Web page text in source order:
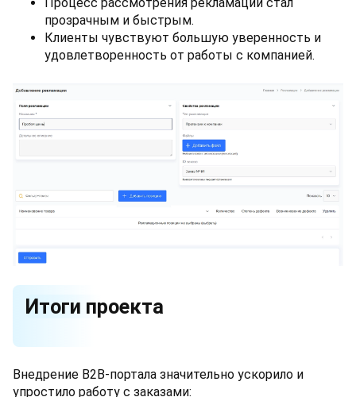
Процесс рассмотрения рекламаций стал
прозрачным и быстрым.
Клиенты чувствуют большую уверенность и
удовлетворенность от работы с компанией.
Итоги проекта
Внедрение B2B-портала значительно ускорило и
упростило работу с заказами: